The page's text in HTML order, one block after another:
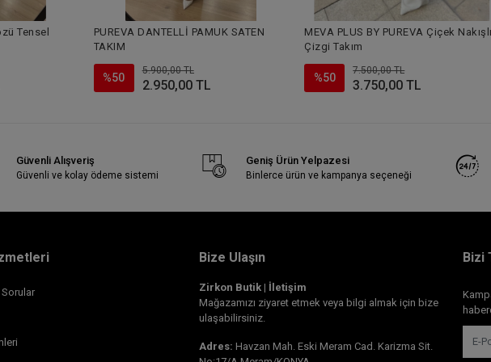
Tensel
PUREVA DANTELLİ PAMUK SATEN
TAKIM
%50
5.900,00 TL
2.950,00 TL
MEVA PLUS BY PUREVA Çiçek Nakışlı
Çizgi Takım
%50
7.500,00 TL
3.750,00 TL
Güvenli Alışveriş
Güvenli ve kolay ödeme sistemi
Geniş Ürün Yelpazesi
Binlerce ürün ve kampanya seçeneği
Sorular
Bize Ulaşın
Zirkon Butik | İletişim
Mağazamızı ziyaret etmek veya bilgi almak için bize
ulaşabilirsiniz.
Adres: Havzan Mah. Eski Meram Cad. Karizma Sit.
Bizi